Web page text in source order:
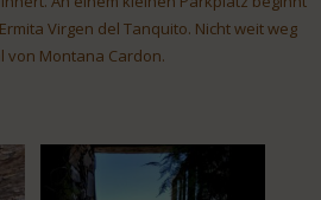
Virgen del Tanquito. Nicht weit weg
von Montana Cardon.